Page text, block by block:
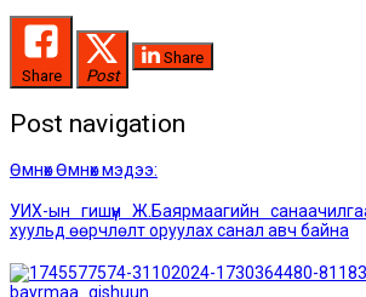
Share Post
Share
Post navigation
ӨмнөхӨмнөх мэдээ:
УИХ-ын гишүүн Ж.Баярмаагийн
хуульд өөрчлөлт оруулах санал авч байна